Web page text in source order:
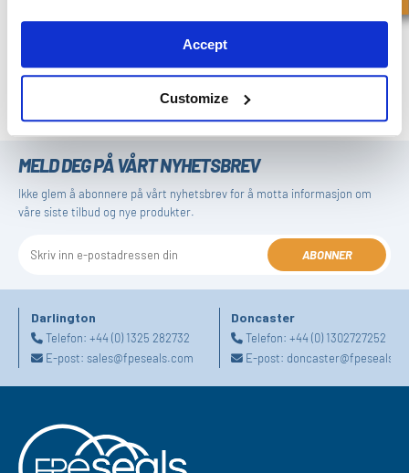
Accept
Customize
(current)2 ... 5
MELD DEG PÅ VÅRT NYHETSBREV
Ikke glem å abonnere på vårt nyhetsbrev for å motta informasjon om
våre siste tilbud og nye produkter.
ABONNER
Darlington
Telefon: +44 (0) 1325 282732
E-post: sales@fpeseals.com
Doncaster
Telefon:+44 (0) 1302727252
E-post: